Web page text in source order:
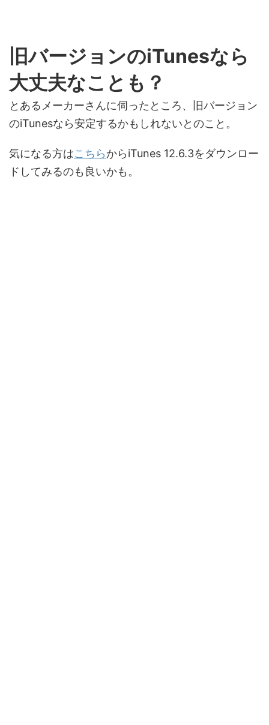
旧バージョンのiTunesなら
大丈夫なことも？
とあるメーカーさんに伺ったところ、旧バージョン
のiTunesなら安定するかもしれないとのこと。
気になる方はこちらからiTunes 12.6.3をダウンロー
ドしてみるのも良いかも。